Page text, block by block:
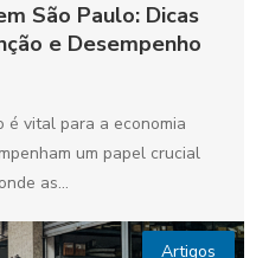
São Paulo: Dicas
e Desempenho
é vital para a economia
um papel crucial
as...
Artigos